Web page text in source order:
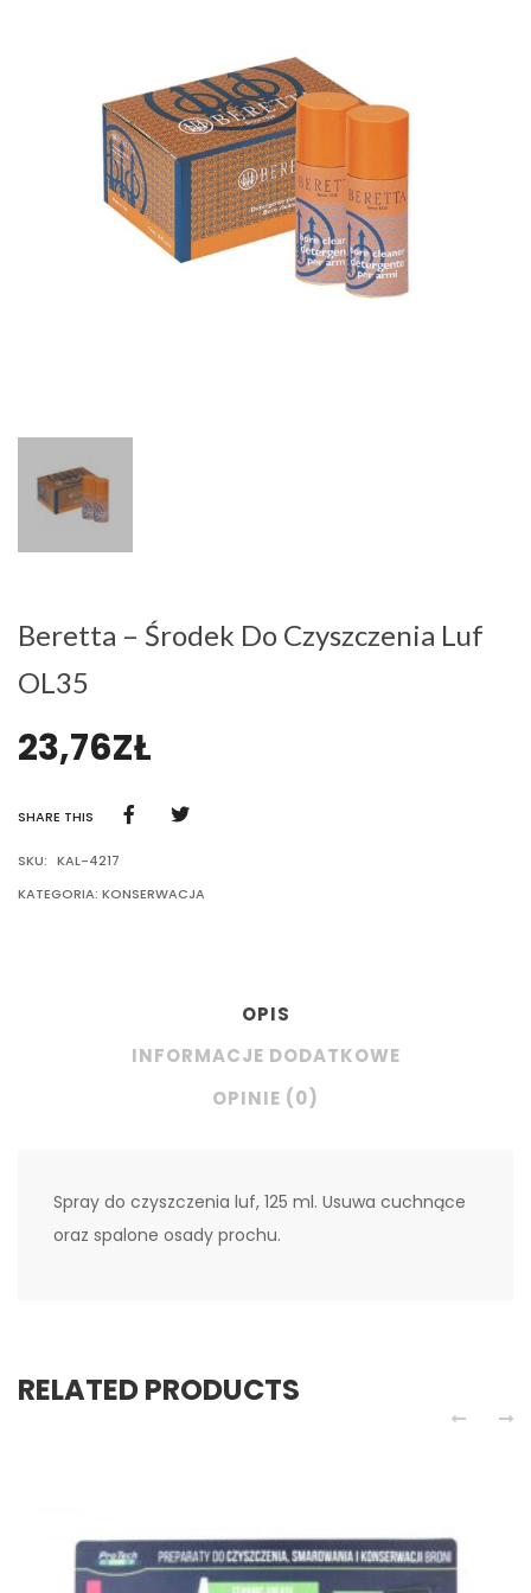
Beretta – Środek Do Czyszczenia Luf
OL35
23,76ZŁ
SHARE THIS
SKU: KAL-4217
KATEGORIA: KONSERWACJA
OPIS
INFORMACJE DODATKOWE
OPINIE (0)
Spray do czyszczenia luf, 125 ml. Usuwa cuchnące
oraz spalone osady prochu.
RELATED PRODUCTS